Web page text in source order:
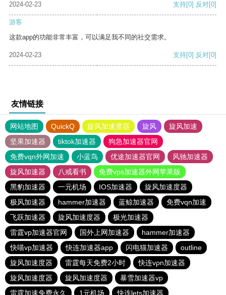
2024-02-23 支持[0] 反对[0]
游客
这款app的功能非常丰富，可以满足我不同的社交需求。
2024-02-23 支持[0] 反对[0]
友情链接
网站地图 QuickQ 旋风加速度器 旋风
旋风加速
坚果加速器
tiktok加速器
狗急加速器官网
免费vqn外网加速
小蓝鸟 优途加速器官网
风驰加速器
旋风加速器
八戒看书
免费vps加速器外网苹果版
黑豹加速器
一元机场 IOS加速器
旋风加速度器
极风加速器
hammer加速器 蓝鲸加速器
免费vqn加速
飞跃加速器
旋风加速度器
极光加速器
雷霆vp加速器官网
国外上网加速器
hammer加速器
快喵vp加速器
快连加速器app 闪电猫加速器
outline
旋风加速度器
雷霆每天免费2小时
快连vρn加速器
旋风加速度器
旋风加速度器
暴雪加速器vp
雷霆加速免费永久
1元机场 快连lets加速器